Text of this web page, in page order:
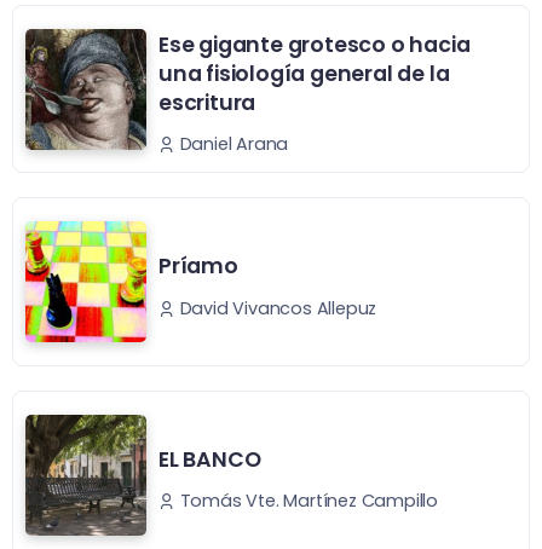
Ese gigante grotesco o hacia
una fisiología general de la
escritura
Daniel Arana
Príamo
David Vivancos Allepuz
EL BANCO
Tomás Vte. Martínez Campillo